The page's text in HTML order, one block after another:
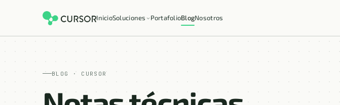
InicioSoluciones
Desarrollo de apps y software
Plataformas empresariales
PortafolioBlogNosotros
BLOG · CURSOR